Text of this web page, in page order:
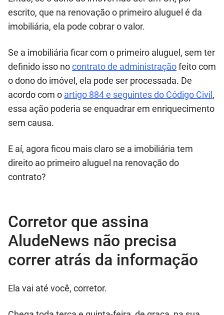
escrito, que na renovação o primeiro aluguel é da
imobiliária, ela pode cobrar o valor.
Se a imobiliária ficar com o primeiro aluguel, sem ter
definido isso nocontrato de administraçãofeito com
o dono do imóvel, ela pode ser processada. De
acordo com o artigo 884 e seguintes do Código Civil ,
essa ação poderia se enquadrar em enriquecimento
sem causa.
E aí, agora ficou mais claro se a imobiliária tem
direito ao primeiro aluguel na renovação do
contrato?
Corretor que assina
AludeNews não precisa
correr atrás da informação
Ela vai até você, corretor.